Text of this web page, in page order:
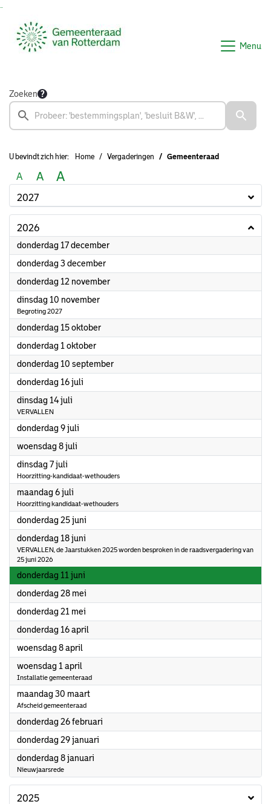
Menu
Zoeken
U bevindt zich hier: Home Vergaderingen Gemeenteraad
A A A
2027
2026
donderdag 17 december2026
donderdag 3 december2026
donderdag 12 november2026
dinsdag 10 november2026
Begroting 2027
donderdag 15 oktober2026
donderdag 1 oktober2026
donderdag 10 september2026
donderdag 16 juli
dinsdag 14 juli
VERVALLEN
donderdag 9 juli
woensdag 8 juli
dinsdag 7 juli
Hoorzitting-kandidaat-wethouders
maandag 6 juli
Hoorzitting kandidaat-wethouders
donderdag 25 juni
donderdag 18 juni
VERVALLEN, de Jaarstukken 2025 worden besproken in de raadsvergadering van
25 juni 2026
donderdag 11 juni
donderdag 28 mei
donderdag 21 mei
donderdag 16 april
woensdag 8 april
woensdag 1 april
Installatie gemeenteraad
maandag 30 maart2026
Afscheid gemeenteraad
donderdag 26 februari
donderdag 29 januari
donderdag 8 januari
Nieuwjaarsrede
2025